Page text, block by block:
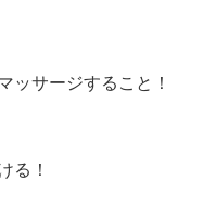
ッサージすること！
る！